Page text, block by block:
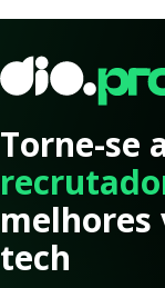
Torne-se
melhores
tech